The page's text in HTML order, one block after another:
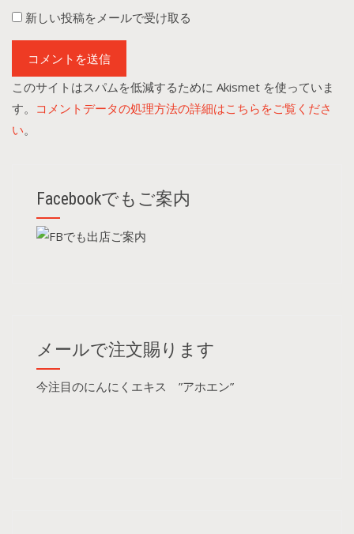
新しい投稿をメールで受け取る
このサイトはスパムを低減するために Akismet を使っていま
す。 コメントデータの処理方法の詳細はこちらをご覧くださ
い。
Facebookでもご案内
メールで注文賜ります
今注目のにんにくエキス ”アホエン”